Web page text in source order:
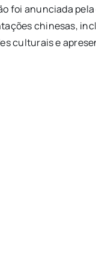
foi anunciada
chinesas,
culturais e